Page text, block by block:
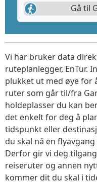
Gå til
Vi har bruker data
ruteplanlegger, EnTur.
plukket ut med øye for
ruter som går til/fra
holdeplasser du kan
det enkelt for deg å
tidspunkt eller
du skal nå en
Derfor gir vi deg
reiseruter og annen
kommer dit du skal i